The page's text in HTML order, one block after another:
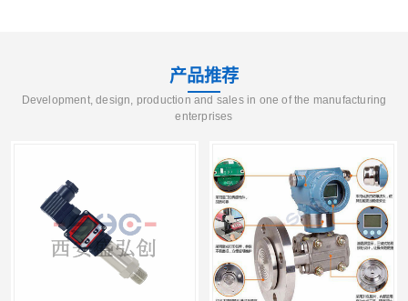
产品推荐
Development, design, production and sales in one of the manufacturing
enterprises